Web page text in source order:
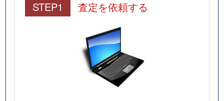
STEP1 査定を依頼する